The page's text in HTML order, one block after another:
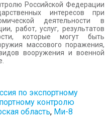
Российской Федерации
интересов при
деятельности в
работ, услуг, результатов
которые могут быть
массового поражения,
вооружения и военной
по экспортному
контролю
область, Ми-8